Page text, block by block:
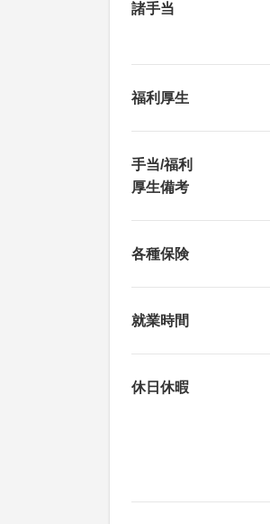
諸手当
福利厚生
手当/福利
厚生備考
各種保険
就業時間
休日休暇